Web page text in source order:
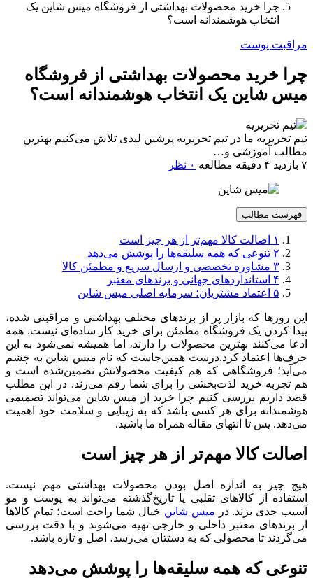
چرا خرید محصولات بهداشتی از فروشگاه میس شاین یک
انتخاب هوشمندانه است؟
مراقبت پوست
چرا خرید محصولات بهداشتی از فروشگاه
میس شاین یک انتخاب هوشمندانه است؟
تیم تحریریه ما در تیم تحریریه پرشین لیدی تلاش می‌کنیم بهترین
مطالب آموزشی و…
۷ بازدید
۴ دقیقه مطالعه ۰ نظر
فهرست مطالب
۱
اصالت کالا مهم‌تر از هر چیز است
۲ تنوعی که همه سلیقه‌ها را پوشش می‌دهد
۳ مشاوره تخصصی و ارسال سریع و مطمئن کالا
۴ استانداردهای جهانی و برندهای معتبر
۵ اعتماد مشتریان؛ سرمایه اصلی میس شاین
این روزها که بازار پر از برندهای مختلف بهداشتی و مراقبتی شده،
پیدا کردن یک فروشگاه مطمئن برای خرید کار ساده‌ای نیست. همه
ادعا می‌کنند بهترین محصولات را دارند، اما همیشه نمی‌شود به این
حرف‌ها اعتماد کرد.درست همین‌جاست که نام میس شاین به چشم
می‌آید؛ فروشگاهی که هم کیفیت محصولاتش تضمین‌شده است و
هم تجربه خرید لذت‌بخشی را برای شما رقم می‌زند. در این مطلب
قصد داریم بررسی کنیم چرا خرید از میس شاین می‌تواند تصمیمی
هوشمندانه برای هر کسی باشد که به زیبایی و سلامت خود اهمیت
می‌دهد. پس تا انتهای مقاله همراه ما باشید.
اصالت کالا مهم‌تر از هر چیز است
هیچ چیز به اندازه اصل بودن محصولات بهداشتی مهم نیست.
استفاده از کالاهای تقلبی یا تاریخ‌گذشته می‌تواند به پوست و مو
آسیب جدی بزند. در میس شاین خیال شما راحت است؛ تمام کالاها
از برندهای معتبر داخلی و خارجی تهیه می‌شوند و با دقت بررسی
می‌گردند تا محصولی که به دستتان می‌رسد، اصل و تازه باشد.
تنوعی که همه سلیقه‌ها را پوشش می‌دهد